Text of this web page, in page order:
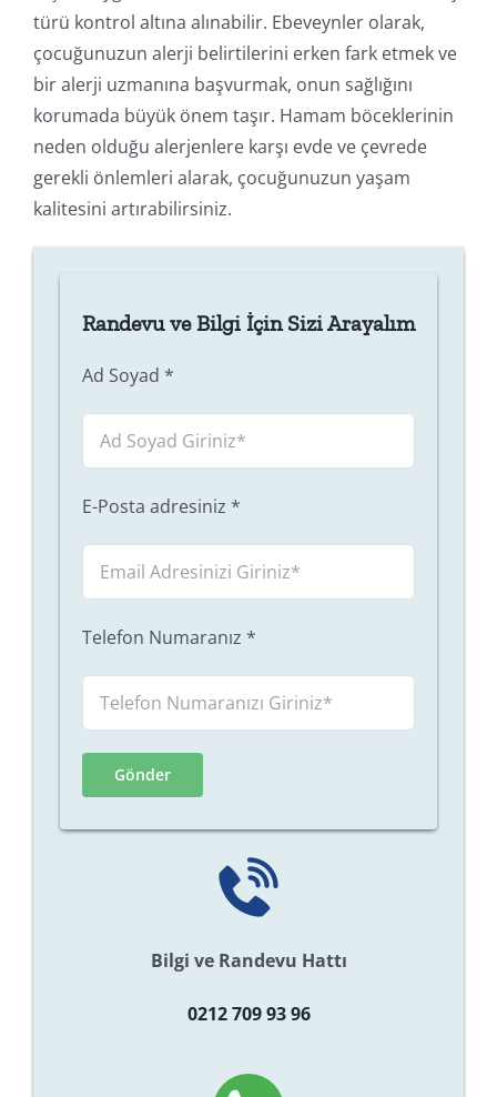
türü kontrol altına alınabilir. Ebeveynler olarak,
çocuğunuzun alerji belirtilerini erken fark etmek ve
bir alerji uzmanına başvurmak, onun sağlığını
korumada büyük önem taşır. Hamam böceklerinin
neden olduğu alerjenlere karşı evde ve çevrede
gerekli önlemleri alarak, çocuğunuzun yaşam
kalitesini artırabilirsiniz.
Randevu ve Bilgi İçin Sizi Arayalım
Ad Soyad *
E-Posta adresiniz *
Telefon Numaranız *
Bilgi ve Randevu Hattı
0212 709 93 96